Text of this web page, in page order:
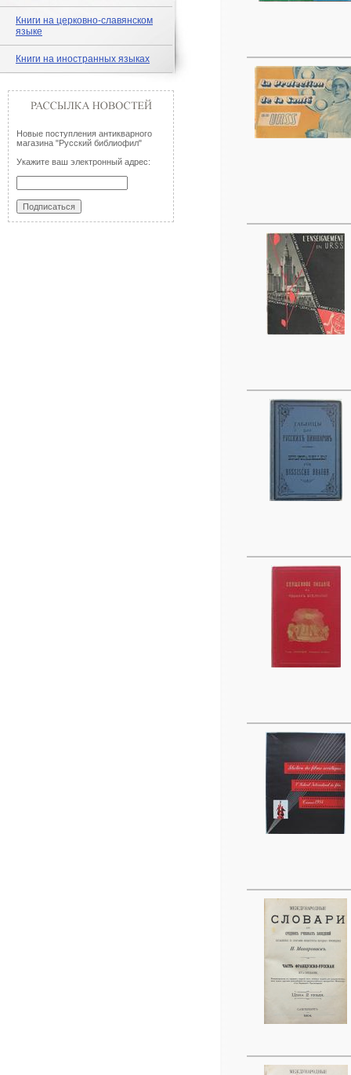
Книги на церковно-славянском
языке
Книги на иностранных языках
Новые поступления антикварного
магазина "Русский библиофил"
Укажите ваш электронный адрес: